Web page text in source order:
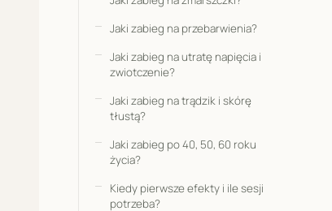
Jaki zabieg na przebarwienia?
Jaki zabieg na utratę napięcia i
zwiotczenie?
Jaki zabieg na trądzik i skórę
tłustą?
Jaki zabieg po 40, 50, 60 roku
życia?
Kiedy pierwsze efekty i ile sesji
potrzeba?